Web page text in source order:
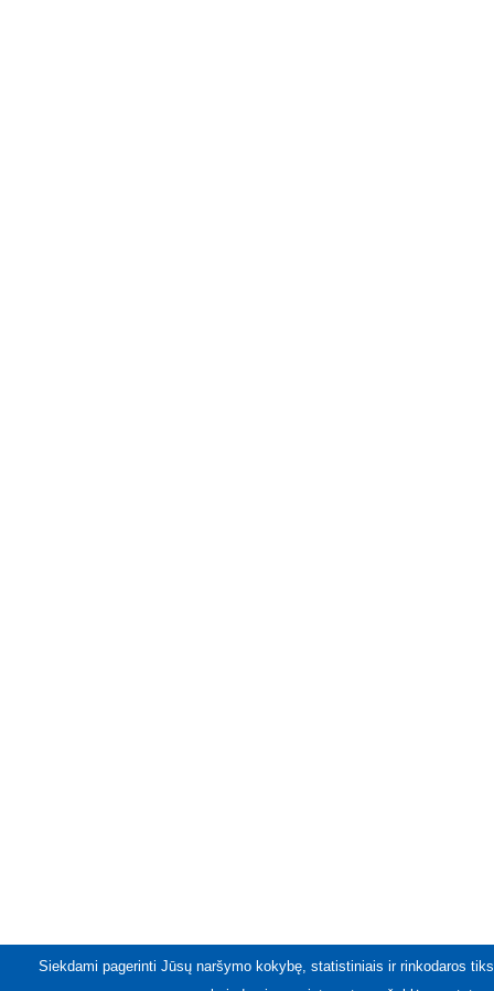
Siekdami pagerinti Jūsų naršymo kokybę, statistiniais ir rinkodaros